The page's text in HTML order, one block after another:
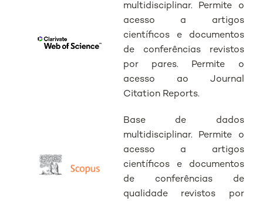
multidisciplinar. Permite o
acesso a artigos
científicos e documentos
de conferências revistos
por pares. Permite o
acesso ao Journal
Citation Reports.
Base de dados
multidisciplinar. Permite o
acesso a artigos
científicos e documentos
de conferências de
qualidade revistos por